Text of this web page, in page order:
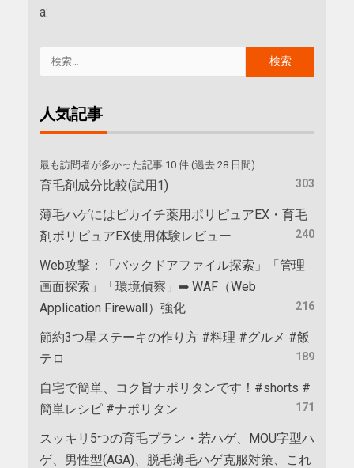
a:
人気記事
最も訪問者が多かった記事 10 件 (過去 28 日間)
育毛剤成分比較(試用1) 303
薄毛ハゲにはピカイチ薬用ポリピュアEX・育毛
剤ポリピュアEX使用体験レビュー
240
Web攻撃：「バックドアファイル探索」「管理
画面探索」「環境偵察」➡ WAF（Web
Application Firewall）強化
216
節約3つ星ステーキの作り方 #料理 #グルメ #飯
テロ
189
自宅で簡単、コク旨ナポリタンです！#shorts #
簡単レシピ #ナポリタン
171
スッキリ5つの育毛プラン・若ハゲ、MOU字型ハ
ゲ、男性型(AGA)、脱毛薄毛ハゲ克服対策、これ